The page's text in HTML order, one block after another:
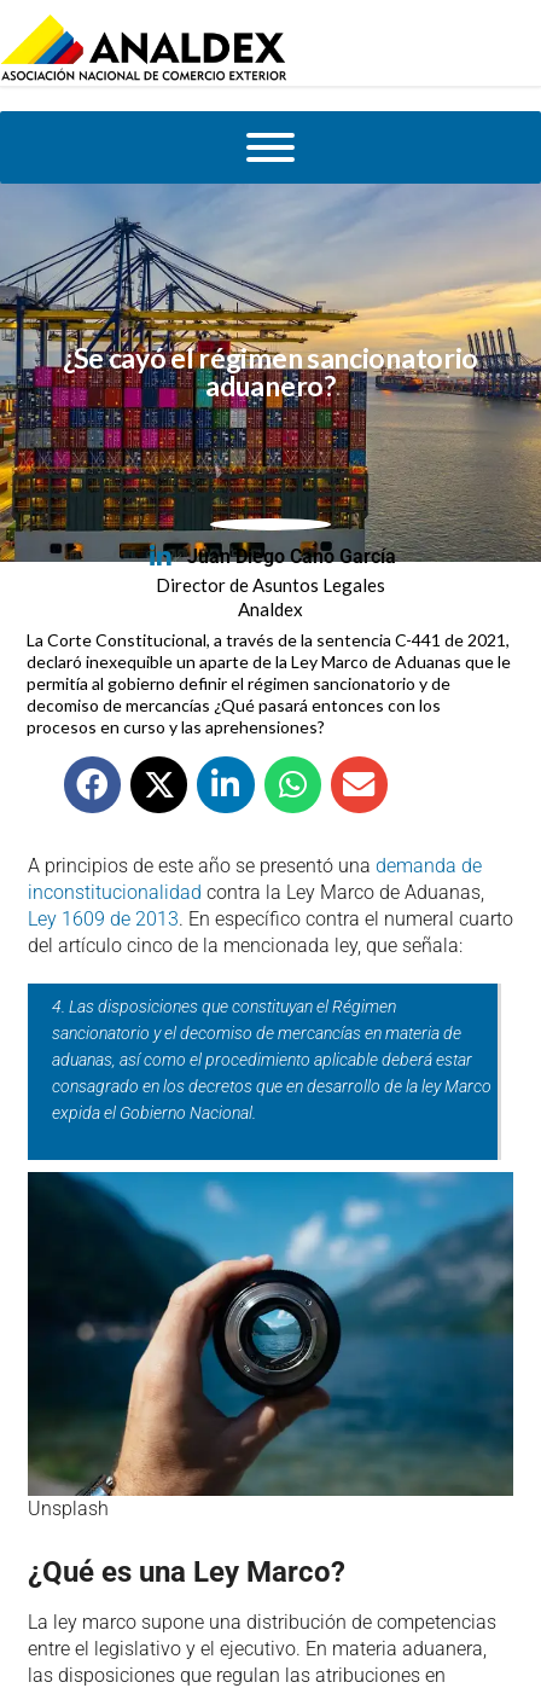
¿Se cayó el régimen sancionatorio
aduanero?
Juan Diego Cano García
Director de Asuntos Legales
Analdex
La Corte Constitucional, a través de la sentencia C-441 de 2021,
declaró inexequible un aparte de la Ley Marco de Aduanas que le
permitía al gobierno definir el régimen sancionatorio y de
decomiso de mercancías ¿Qué pasará entonces con los
procesos en curso y las aprehensiones?
A principios de este año se presentó una demanda de
inconstitucionalidad contra la Ley Marco de Aduanas,
Ley 1609 de 2013. En específico contra el numeral cuarto
del artículo cinco de la mencionada ley, que señala:
4. Las disposiciones que constituyan el Régimen
sancionatorio y el decomiso de mercancías en materia de
aduanas, así como el procedimiento aplicable deberá estar
consagrado en los decretos que en desarrollo de la ley Marco
expida el Gobierno Nacional.
Unsplash
¿Qué es una Ley Marco?
La ley marco supone una distribución de competencias
entre el legislativo y el ejecutivo. En materia aduanera,
las disposiciones que regulan las atribuciones en